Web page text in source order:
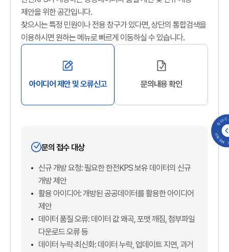
QUICK
제안을 위한 공간입니다.
찾으시는 특정 민원이나 전용 창구가 있다면, 상단의 통합검색을
이용하시면 원하는 메뉴로 빠르게 이동하실 수 있습니다.
아이디어 제안 및 오류신고 문의내용 확인
문의 접수 대상
신규 개방 요청: 필요한 한전KPS 보유 데이터의 신규
개방 제안
활용 아이디어: 개방된 공공데이터를 활용한 아이디어
제안
데이터 품질 오류: 데이터 값 왜곡, 포맷 깨짐, 첨부파일
다운로드 오류 등
데이터 누락·최신화: 데이터 누락, 업데이트 지연, 과거